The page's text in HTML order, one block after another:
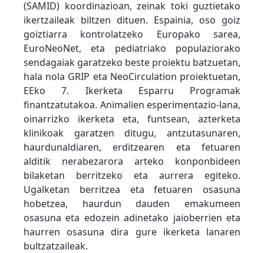
(SAMID) koordinazioan, zeinak toki guztietako
ikertzaileak biltzen dituen. Espainia, oso goiz
goiztiarra kontrolatzeko Europako sarea,
EuroNeoNet, eta pediatriako populaziorako
sendagaiak garatzeko beste proiektu batzuetan,
hala nola GRIP eta NeoCirculation proiektuetan,
EEko 7. Ikerketa Esparru Programak
finantzatutakoa. Animalien esperimentazio-lana,
oinarrizko ikerketa eta, funtsean, azterketa
klinikoak garatzen ditugu, antzutasunaren,
haurdunaldiaren, erditzearen eta fetuaren
alditik nerabezarora arteko konponbideen
bilaketan berritzeko eta aurrera egiteko.
Ugalketan berritzea eta fetuaren osasuna
hobetzea, haurdun dauden emakumeen
osasuna eta edozein adinetako jaioberrien eta
haurren osasuna dira gure ikerketa lanaren
bultzatzaileak.